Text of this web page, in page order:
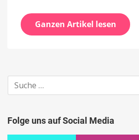
Ganzen Artikel lesen
Suche
nach:
Folge uns auf Social Media